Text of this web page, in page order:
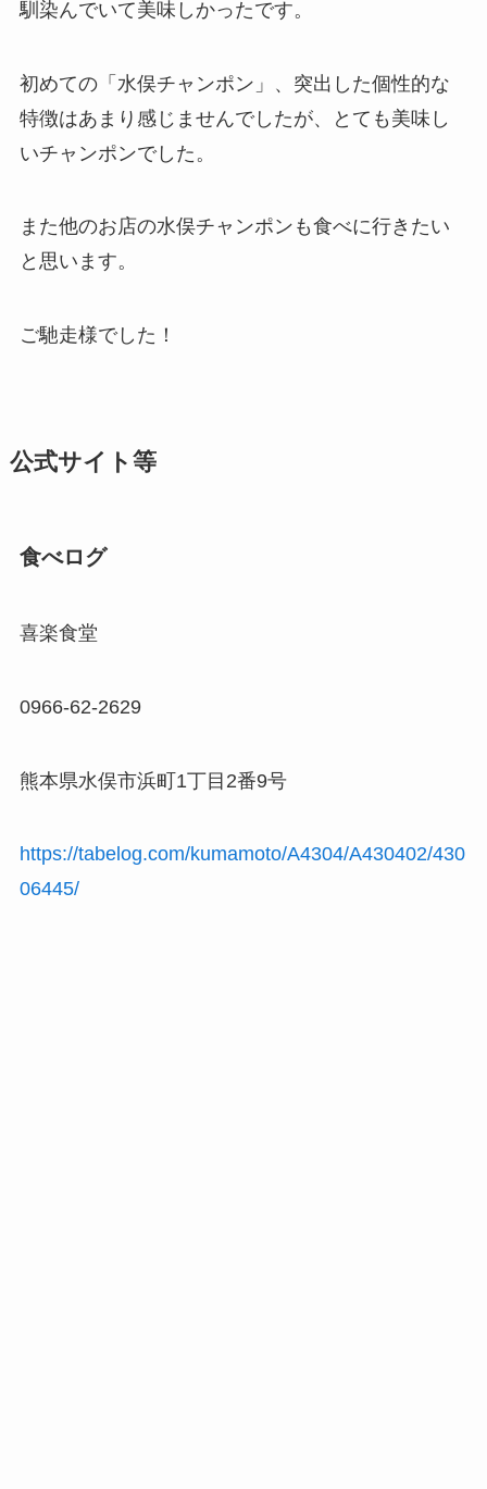
馴染んでいて美味しかったです。
初めての「水俣チャンポン」、突出した個性的な
特徴はあまり感じませんでしたが、とても美味し
いチャンポンでした。
また他のお店の水俣チャンポンも食べに行きたい
と思います。
ご馳走様でした！
公式サイト等
食べログ
喜楽食堂
0966-62-2629
熊本県水俣市浜町1丁目2番9号
https://tabelog.com/kumamoto/A4304/A430402/430
06445/